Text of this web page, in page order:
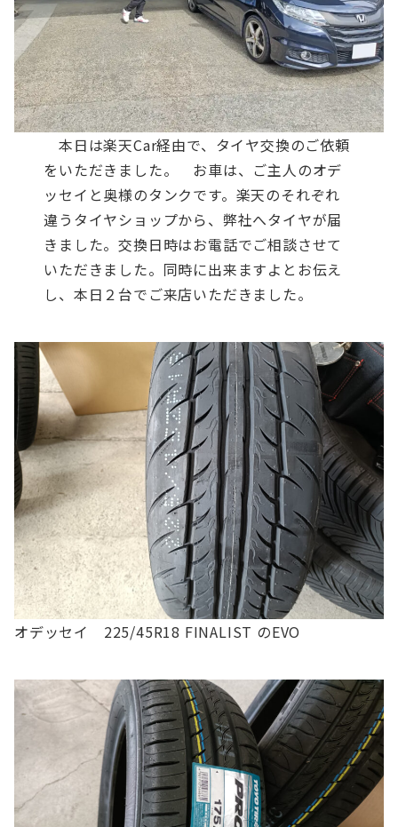
本日は楽天Car経由で、タイヤ交換のご依頼
をいただきました。
お車は、ご主人のオデ
ッセイと奥様のタンクです。楽天のそれぞれ
違うタイヤショップから、弊社へタイヤが届
きました。交換日時はお電話でご相談させて
いただきました。同時に出来ますよとお伝え
し、本日２台でご来店いただきました。
オデッセイ 225/45R18 FINALIST のEVO